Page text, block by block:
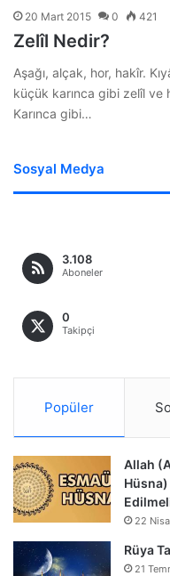
20 Mart 2015 0 421
Zelîl Nedir?
Aşağı, alçak, hor, hakîr.
küçük karınca gibi zelîl ve
Karınca gibi…
Sosyal Medya
3.108
Aboneler
0
Takipçi
Popüler
Allah
Hüsna)
22
Rüya
21